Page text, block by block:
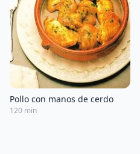
Pollo con manos de cerdo
120 min